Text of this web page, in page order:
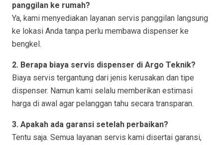
panggilan ke rumah?
Ya, kami menyediakan layanan servis panggilan langsung
ke lokasi Anda tanpa perlu membawa dispenser ke
bengkel.
2. Berapa biaya servis dispenser di Argo Teknik?
Biaya servis tergantung dari jenis kerusakan dan tipe
dispenser. Namun kami selalu memberikan estimasi
harga di awal agar pelanggan tahu secara transparan.
3. Apakah ada garansi setelah perbaikan?
Tentu saja. Semua layanan servis kami disertai garansi,